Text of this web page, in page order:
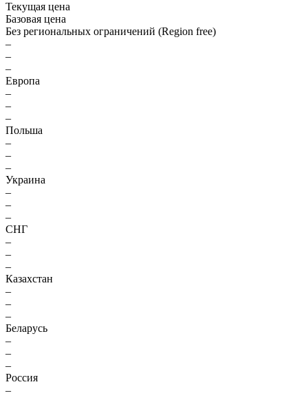
Текущая цена
Базовая цена
Без региональных ограничений (Region free)
–
–
–
Европа
–
–
–
Польша
–
–
–
Украина
–
–
–
СНГ
–
–
–
Казахстан
–
–
–
Беларусь
–
–
–
Россия
–